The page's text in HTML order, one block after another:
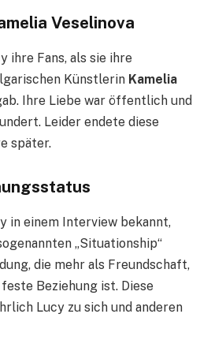
Veselinova
ihre Fans, als sie ihre
Künstlerin Kamelia
Ihre Liebe war öffentlich und
Leider endete diese
später.
in einem Interview bekannt,
„Situationship“
die mehr als Freundschaft,
Beziehung ist. Diese
Lucy zu sich und anderen